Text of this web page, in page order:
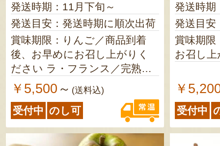
発送時期：11月下旬～
発送目安：発送時期に順次出荷
賞味期限：りんご／商品到着
後、お早めにお召し上がりく
ださい ラ・フランス／完熟後
は、お早めにお召し上がりく
ださい
￥5,500 ～ (送料込)
受付中 のし可
発送時期
発送目安
賞味期限
お召し
￥
受付中